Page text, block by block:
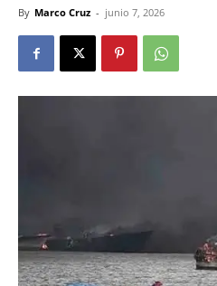
By Marco Cruz - junio 7, 2026